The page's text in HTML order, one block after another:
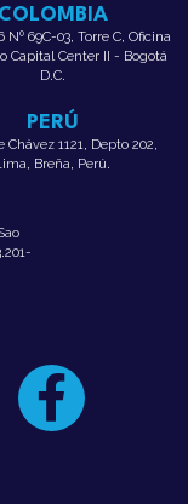
COLOMBIA
Nº 69C-03, Torre C, Oficina
Capital Center II - Bogotá
D.C.
PERÚ
Chávez 1121, Depto 202,
Breña, Perú.